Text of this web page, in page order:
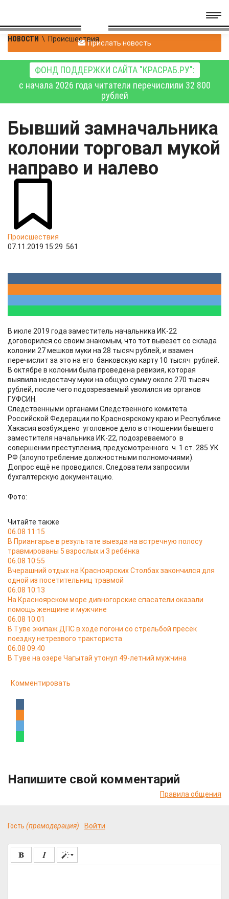
НОВОСТИ \ ПроисшествияПрислать новость
ФОНД ПОДДЕРЖКИ САЙТА "КРАСРАБ.РУ":
с начала 2026 года читатели перечислили 32 800
рублей
Бывший замначальника
колонии торговал мукой
направо и налево
Происшествия
07.11.2019 15:29 561
В июле 2019 года заместитель начальника ИК-22
договорился со своим знакомым, что тот вывезет со склада
колонии 27 мешков муки на 28 тысяч рублей, и взамен
перечислит за это на его банковскую карту 10 тысяч рублей.
В октябре в колонии была проведена ревизия, которая
выявила недостачу муки на общую сумму около 270 тысяч
рублей, после чего подозреваемый уволился из органов
ГУФСИН.
Следственными органами Следственного комитета
Российской Федерации по Красноярскому краю и Республике
Хакасия возбуждено уголовное дело в отношении бывшего
заместителя начальника ИК-22, подозреваемого в
совершении преступления, предусмотренного ч. 1 ст. 285 УК
РФ (злоупотребление должностными полномочиями).
Допрос ещё не проводился. Следователи запросили
бухгалтерскую документацию.
Фото:
Читайте также
06.08 11:15
В Приангарье в результате выезда на встречную полосу
травмированы 5 взрослых и 3 ребёнка
06.08 10:55
Вчерашний отдых на Красноярских Столбах закончился для
одной из посетительниц травмой
06.08 10:13
На Красноярском море дивногорские спасатели оказали
помощь женщине и мужчине
06.08 10:01
В Туве экипаж ДПС в ходе погони со стрельбой пресёк
поездку нетрезвого тракториста
06.08 09:40
В Туве на озере Чагытай утонул 49-летний мужчина
Комментировать
Напишите свой комментарий
Правила общения
Гость (премодерация) Войти